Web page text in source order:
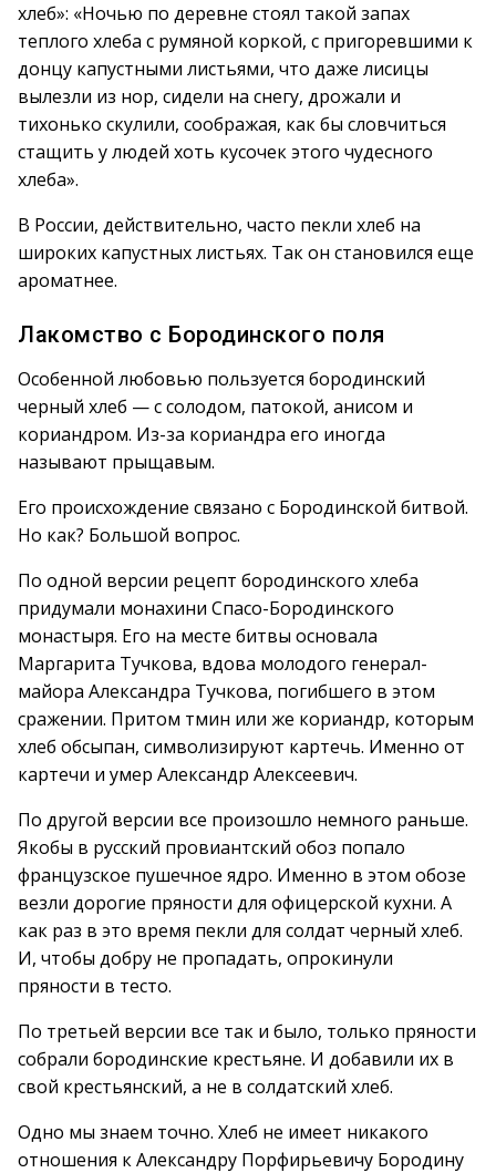
хлеб»: «Ночью по деревне стоял такой запах
теплого хлеба с румяной коркой, с пригоревшими к
донцу капустными листьями, что даже лисицы
вылезли из нор, сидели на снегу, дрожали и
тихонько скулили, соображая, как бы словчиться
стащить у людей хоть кусочек этого чудесного
хлеба».
В России, действительно, часто пекли хлеб на
широких капустных листьях. Так он становился еще
ароматнее.
Лакомство с Бородинского поля
Особенной любовью пользуется бородинский
черный хлеб — с солодом, патокой, анисом и
кориандром. Из-за кориандра его иногда
называют прыщавым.
Его происхождение связано с Бородинской битвой.
Но как? Большой вопрос.
По одной версии рецепт бородинского хлеба
придумали монахини Спасо-Бородинского
монастыря. Его на месте битвы основала
Маргарита Тучкова, вдова молодого генерал-
майора Александра Тучкова, погибшего в этом
сражении. Притом тмин или же кориандр, которым
хлеб обсыпан, символизируют картечь. Именно от
картечи и умер Александр Алексеевич.
По другой версии все произошло немного раньше.
Якобы в русский провиантский обоз попало
французское пушечное ядро. Именно в этом обозе
везли дорогие пряности для офицерской кухни. А
как раз в это время пекли для солдат черный хлеб.
И, чтобы добру не пропадать, опрокинули
пряности в тесто.
По третьей версии все так и было, только пряности
собрали бородинские крестьяне. И добавили их в
свой крестьянский, а не в солдатский хлеб.
Одно мы знаем точно. Хлеб не имеет никакого
отношения к Александру Порфирьевичу Бородину